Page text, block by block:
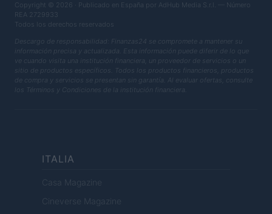
Copyright © 2026 · Publicado en España por AdHub Media S.r.l. — Número
REA 2729933
Todos los derechos reservados
Descargo de responsabilidad: Finanzas24 se compromete a mantener su
información precisa y actualizada. Esta información puede diferir de lo que
ve cuando visita una institución financiera, un proveedor de servicios o un
sitio de productos específicos. Todos los productos financieros, productos
de compra y servicios se presentan sin garantía. Al evaluar ofertas, consulte
los Términos y Condiciones de la institución financiera.
ITALIA
Casa Magazine
Cineverse Magazine